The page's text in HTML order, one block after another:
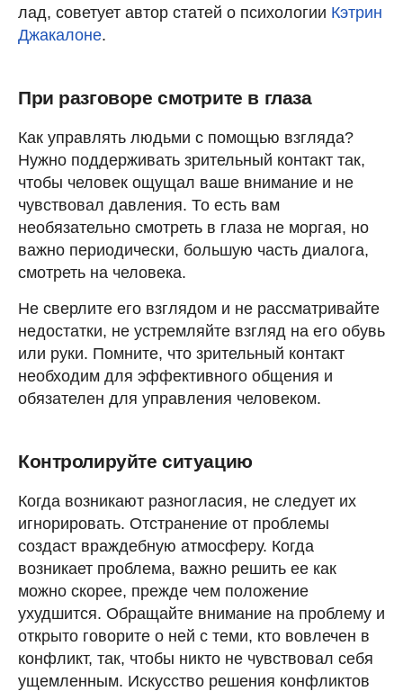
лад, советует автор статей о психологии Кэтрин
Джакалоне.
При разговоре смотрите в глаза
Как управлять людьми с помощью взгляда?
Нужно поддерживать зрительный контакт так,
чтобы человек ощущал ваше внимание и не
чувствовал давления. То есть вам
необязательно смотреть в глаза не моргая, но
важно периодически, большую часть диалога,
смотреть на человека.
Не сверлите его взглядом и не рассматривайте
недостатки, не устремляйте взгляд на его обувь
или руки. Помните, что зрительный контакт
необходим для эффективного общения и
обязателен для управления человеком.
Контролируйте ситуацию
Когда возникают разногласия, не следует их
игнорировать. Отстранение от проблемы
создаст враждебную атмосферу. Когда
возникает проблема, важно решить ее как
можно скорее, прежде чем положение
ухудшится. Обращайте внимание на проблему и
открыто говорите о ней с теми, кто вовлечен в
конфликт, так, чтобы никто не чувствовал себя
ущемленным. Искусство решения конфликтов